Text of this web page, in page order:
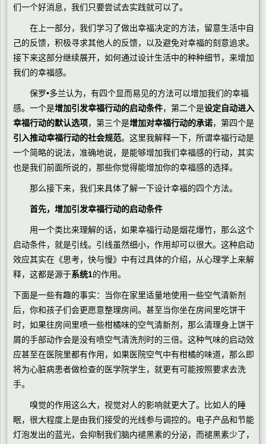
们一个好消息，我们只要尝试去实践就可以了。
在上一部分，我们学习了做出幸福决定的方法，留意生活中自
己的反馈，积极寻求其他人的反馈，以及避免对幸福的刻意追求。
接下来这部分继续展开，如何通过设计生活中的种种细节，来增加
我们的幸福感。
保罗•多兰认为，有四个显而易见的方法可以增加我们的幸福
感。一个是增加引发幸福行动的启动条件，第二个是设定自动进入
幸福行动的默认选项，第三个是增加对幸福行动的承诺，第四个是
引入推动幸福行动的社会规范。这里我解释一下，所谓幸福行动是
一个简略的说法，准确地说，是能够增加我们幸福感的行动，其实
也是我们前面所说的，那些你觉得能增加你的幸福感的选择。
那么接下来，我们来具体了解一下设计幸福的四个方法。
首先，增加引发幸福行动的启动条件
用一个类比来理解的话，如果幸福行动是烟花爆竹，那么这个
启动条件，就是引线。引线虽然细小，作用却可以很大。这种启动
效应其实在《思考，快与慢》中有过具体的介绍，从心理学上来解
释，这都是源于系统1的作用。
下面是一些有趣的事实：当你在家里适量地使用一些空气清新剂
后，你和孩子们会更愿意整理房间。甚至当你坐在房间里吃饼干
时，如果往房间里喷一些柑橘味的空气清新剂，那么清理身上饼干
屑的手部动作会是没有喷空气清洗剂时的三倍。这种气味的启动效
应甚至在医院里都有作用，如果医院空气中有柑橘的味道，那么即
将为心脏病患者做检查的医学院学生，就更有可能按照要求去洗
手。
嗅觉的作用这么大，视觉对人的影响就更大了。比如人的睡
眠，很大程度上是由我们接受的光线参与调控的。电子产品和节能
灯泡发出的蓝光，会抑制我们脑内褪黑素的分泌，而褪黑素少了，